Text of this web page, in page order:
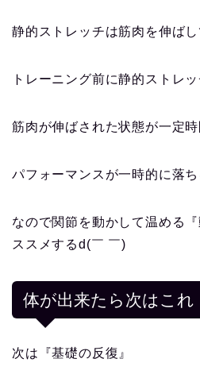
静的ストレッチは筋肉を伸ばし
トレーニング前に静的ストレ
筋肉が伸ばされた状態が一定
パフォーマンスが一時的に落ち
なので関節を動かして温める
ススメするd(￣ ￣)
体が出来たら次はこれ
次は 『基礎の反復』